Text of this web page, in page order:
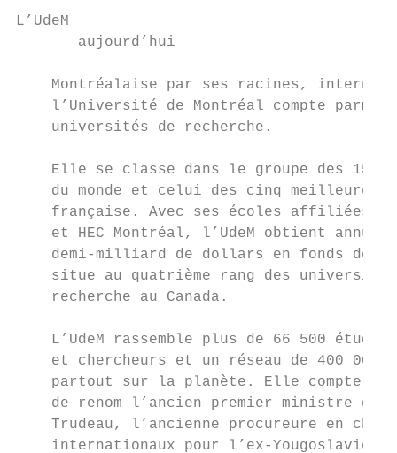
L’UdeM
       aujourd’hui
Montréalaise par ses racines,
l’Université de Montréal compte parmi
universités de recherche.
Elle se classe dans le groupe des 150
du monde et celui des cinq meilleures
française. Avec ses écoles affiliées,
et HEC Montréal, l’UdeM obtient
demi-milliard de dollars en fonds de
situe au quatrième rang des
recherche au Canada.
L’UdeM rassemble plus de 66 500
et chercheurs et un réseau de 400 000
partout sur la planète. Elle compte
de renom l’ancien premier ministre du
Trudeau, l’ancienne procureure en chef
internationaux pour l’ex-Yougoslavie